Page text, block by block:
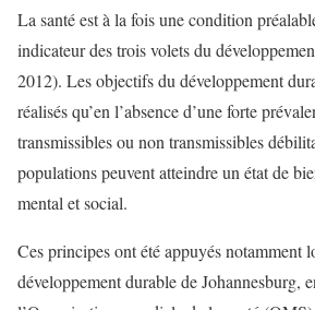
La santé est à la fois une condition
indicateur des trois volets du
2012). Les objectifs du développement
réalisés qu’en l’absence d’une forte
transmissibles ou non transmissibles
populations peuvent atteindre un état de
mental et social.
Ces principes ont été appuyés notamment
développement durable de Johannesburg,